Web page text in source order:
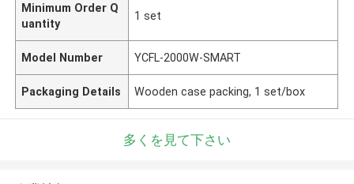
Minimum Order Q
uantity
1 set
Model Number YCFL-2000W-SMART
Packaging Details Wooden case packing, 1 set/box
多くを見て下さい